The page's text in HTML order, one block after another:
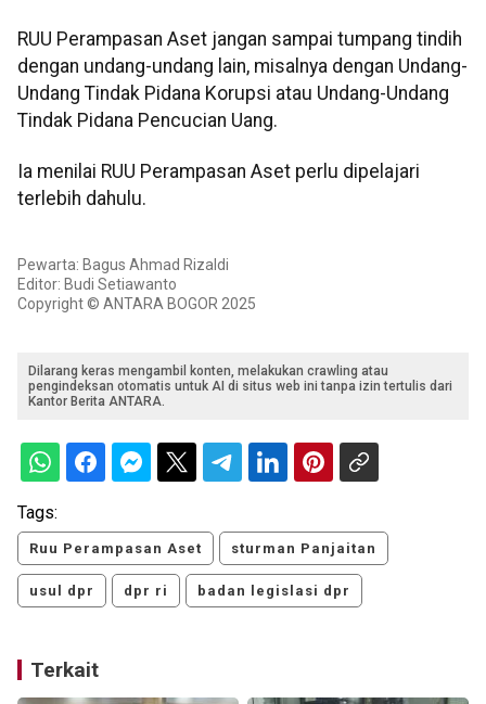
RUU Perampasan Aset jangan sampai tumpang tindih
dengan undang-undang lain, misalnya dengan Undang-
Undang Tindak Pidana Korupsi atau Undang-Undang
Tindak Pidana Pencucian Uang.
Ia menilai RUU Perampasan Aset perlu dipelajari
terlebih dahulu.
Pewarta: Bagus Ahmad Rizaldi
Editor: Budi Setiawanto
Copyright © ANTARA BOGOR 2025
Dilarang keras mengambil konten, melakukan crawling atau
pengindeksan otomatis untuk AI di situs web ini tanpa izin tertulis dari
Kantor Berita ANTARA.
Tags:
Ruu Perampasan Aset sturman Panjaitan
usul dpr dpr ri badan legislasi dpr
Terkait